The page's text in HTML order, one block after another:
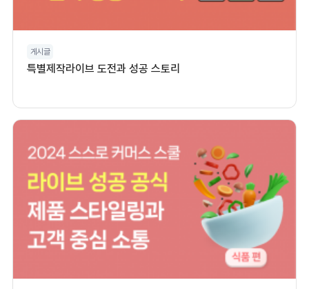
게시글
특별제작라이브 도전과 성공 스토리